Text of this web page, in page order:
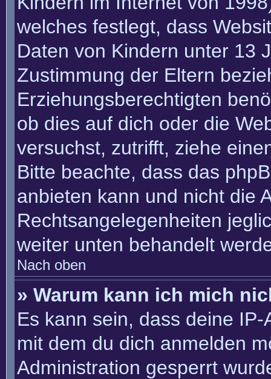
welches festlegt, dass
Daten von Kindern unter 13
Zustimmung der Eltern
Erziehungsberechtigten
ob dies auf dich oder die
versuchst, zutrifft, ziehe
Bitte beachte, dass das
anbieten kann und nicht die
Rechtsangelegenheiten
weiter unten behandelt
Nach oben
» Warum kann ich mich
Es kann sein, dass deine
mit dem du dich anmelden
Administration gesperrt